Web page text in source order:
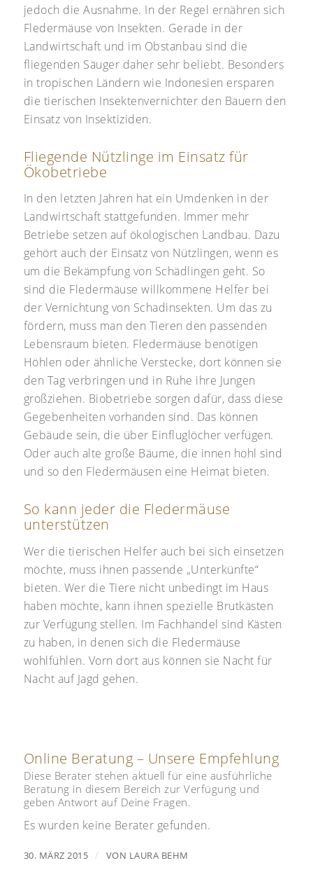
jedoch die Ausnahme. In der Regel ernähren sich
Fledermäuse von Insekten. Gerade in der
Landwirtschaft und im Obstanbau sind die
fliegenden Säuger daher sehr beliebt. Besonders
in tropischen Ländern wie Indonesien ersparen
die tierischen Insektenvernichter den Bauern den
Einsatz von Insektiziden.
Fliegende Nützlinge im Einsatz für
Ökobetriebe
In den letzten Jahren hat ein Umdenken in der
Landwirtschaft stattgefunden. Immer mehr
Betriebe setzen auf ökologischen Landbau. Dazu
gehört auch der Einsatz von Nützlingen, wenn es
um die Bekämpfung von Schädlingen geht. So
sind die Fledermäuse willkommene Helfer bei
der Vernichtung von Schadinsekten. Um das zu
fördern, muss man den Tieren den passenden
Lebensraum bieten. Fledermäuse benötigen
Höhlen oder ähnliche Verstecke, dort können sie
den Tag verbringen und in Ruhe ihre Jungen
großziehen. Biobetriebe sorgen dafür, dass diese
Gegebenheiten vorhanden sind. Das können
Gebäude sein, die über Einfluglöcher verfügen.
Oder auch alte große Bäume, die innen hohl sind
und so den Fledermäusen eine Heimat bieten.
So kann jeder die Fledermäuse
unterstützen
Wer die tierischen Helfer auch bei sich einsetzen
möchte, muss ihnen passende „Unterkünfte“
bieten. Wer die Tiere nicht unbedingt im Haus
haben möchte, kann ihnen spezielle Brutkästen
zur Verfügung stellen. Im Fachhandel sind Kästen
zu haben, in denen sich die Fledermäuse
wohlfühlen. Vorn dort aus können sie Nacht für
Nacht auf Jagd gehen.
Online Beratung – Unsere Empfehlung
Diese Berater stehen aktuell für eine ausführliche
Beratung in diesem Bereich zur Verfügung und
geben Antwort auf Deine Fragen.
Es wurden keine Berater gefunden.
30. MÄRZ 2015 / VON LAURA BEHM